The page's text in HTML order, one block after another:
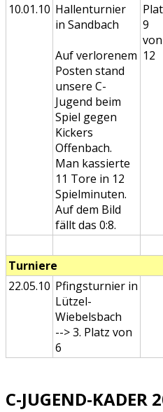
10.01.10 Hallenturnier
in Sandbach
Auf verlorenem
Posten stand
unsere C-
Jugend beim
Spiel gegen
Kickers
Offenbach.
Man kassierte
11 Tore in 12
Spielminuten.
Auf dem Bild
fällt das 0:8.
9
von
12
Turniere
22.05.10 Pfingsturnier in
Lützel-
Wiebelsbach
--> 3. Platz von
6
C-JUGEND-KADER